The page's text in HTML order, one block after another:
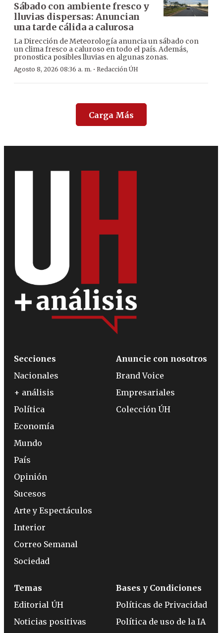
Sábado con ambiente fresco y
lluvias dispersas: Anuncian
una tarde cálida a calurosa
La Dirección de Meteorología anuncia un sábado con
un clima fresco a caluroso en todo el país. Además,
pronostica posibles lluvias en algunas zonas.
Agosto 8, 2026 08:36 a. m. · Redacción ÚH
Carga Más
Secciones
Nacionales
+ análisis
Política
Economía
Mundo
País
Opinión
Sucesos
Arte y Espectáculos
Interior
Correo Semanal
Sociedad
Anuncie con nosotros
Brand Voice
Empresariales
Colección ÚH
Temas
Editorial ÚH
Noticias positivas
Bases y Condiciones
Políticas de Privacidad
Política de uso de la IA